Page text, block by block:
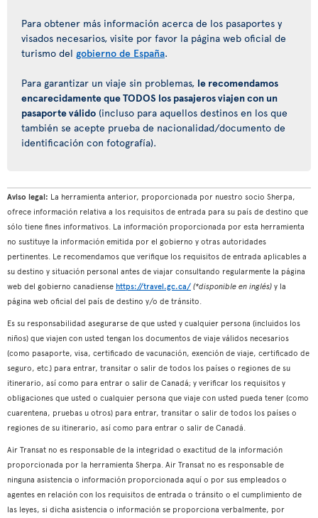
Para obtener más información acerca de los pasaportes y
visados necesarios, visite por favor la página web oficial de
turismo del gobierno de España.
Para garantizar un viaje sin problemas, le recomendamos
encarecidamente que TODOS los pasajeros viajen con un
pasaporte válido (incluso para aquellos destinos en los que
también se acepte prueba de nacionalidad/documento de
identificación con fotografía).
Aviso legal: La herramienta anterior, proporcionada por nuestro socio Sherpa,
ofrece información relativa a los requisitos de entrada para su país de destino que
sólo tiene fines informativos. La información proporcionada por esta herramienta
no sustituye la información emitida por el gobierno y otras autoridades
pertinentes. Le recomendamos que verifique los requisitos de entrada aplicables a
su destino y situación personal antes de viajar consultando regularmente la página
web del gobierno canadiense https://travel.gc.ca/ (*disponible en inglés) y la
página web oficial del país de destino y/o de tránsito.
Es su responsabilidad asegurarse de que usted y cualquier persona (incluidos los
niños) que viajen con usted tengan los documentos de viaje válidos necesarios
(como pasaporte, visa, certificado de vacunación, exención de viaje, certificado de
seguro, etc.) para entrar, transitar o salir de todos los países o regiones de su
itinerario, así como para entrar o salir de Canadá; y verificar los requisitos y
obligaciones que usted o cualquier persona que viaje con usted pueda tener (como
cuarentena, pruebas u otros) para entrar, transitar o salir de todos los países o
regiones de su itinerario, así como para entrar o salir de Canadá.
Air Transat no es responsable de la integridad o exactitud de la información
proporcionada por la herramienta Sherpa. Air Transat no es responsable de
ninguna asistencia o información proporcionada aquí o por sus empleados o
agentes en relación con los requisitos de entrada o tránsito o el cumplimiento de
las leyes, si dicha asistencia o información se proporciona verbalmente, por